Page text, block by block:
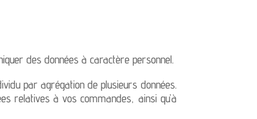
des données à caractère personnel.
par agrégation de plusieurs données.
relatives à vos commandes, ainsi qu’à